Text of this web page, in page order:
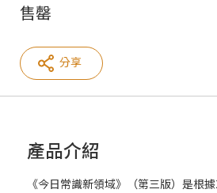
售罄
分享
產品介紹
《今日常識新領域》（第三版）是根